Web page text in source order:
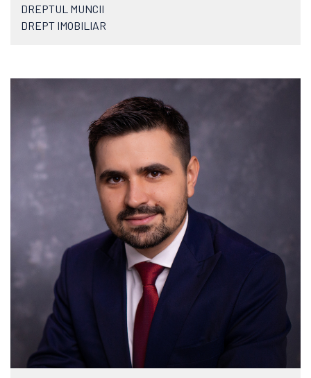
DREPTUL MUNCII
DREPT IMOBILIAR